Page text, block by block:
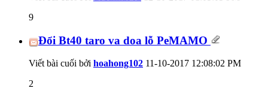
9
Đổi Bt40 taro va doa lỗ PeMAMO
Viết bài cuối bởi hoahong102 11-10-2017 12:08:02 PM
2